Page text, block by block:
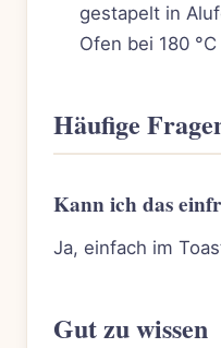
gestapelt in
Ofen bei 180
Häufige
Kann ich das
Ja, einfach im
Gut zu wissen